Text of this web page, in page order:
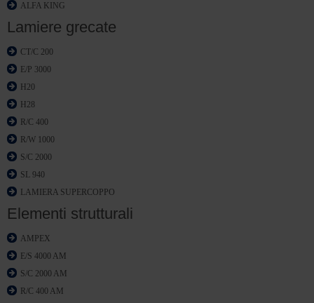
ALFA KING
Lamiere grecate
CT/C 200
E/P 3000
H20
H28
R/C 400
R/W 1000
S/C 2000
SL 940
LAMIERA SUPERCOPPO
Elementi strutturali
AMPEX
E/S 4000 AM
S/C 2000 AM
R/C 400 AM